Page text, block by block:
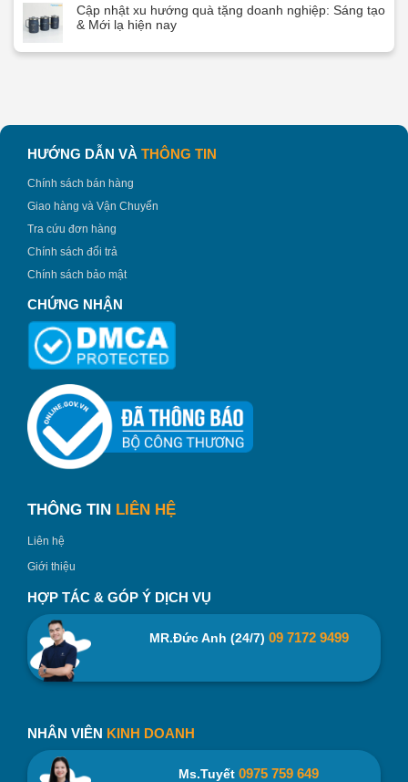
Cập nhật xu hướng quà tặng doanh nghiệp: Sáng tạo
& Mới lạ hiện nay
HƯỚNG DẪN VÀ THÔNG TIN
Chính sách bán hàng
Giao hàng và Vận Chuyển
Tra cứu đơn hàng
Chính sách đổi trả
Chính sách bảo mật
CHỨNG NHẬN
THÔNG TIN LIÊN HỆ
Liên hệ
Giới thiệu
HỢP TÁC & GÓP Ý DỊCH VỤ
MR.Đức Anh (24/7) 09 7172 9499
NHÂN VIÊN KINH DOANH
Ms.Tuyết 0975 759 649